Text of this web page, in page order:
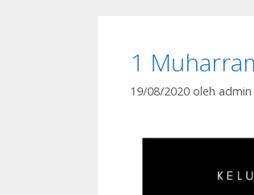
1
19/08/2020 oleh admin